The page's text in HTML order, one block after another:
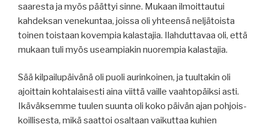
saaresta ja myös päättyi sinne. Mukaan ilmoittautui
kahdeksan venekuntaa, joissa oli yhteensä neljätoista
toinen toistaan kovempia kalastajia. Ilahduttavaa oli, että
mukaan tuli myös useampiakin nuorempia kalastajia.
Sää kilpailupäivänä oli puoli aurinkoinen, ja tuultakin oli
ajoittain kohtalaisesti aina viittä vaille vaahtopäiksi asti.
Ikäväksemme tuulen suunta oli koko päivän ajan pohjois-
koillisesta, mikä saattoi osaltaan vaikuttaa kuhien